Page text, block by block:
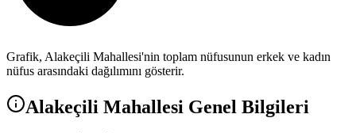
Grafik, Alakeçili Mahallesi'nin toplam nüfusunun erkek ve kadın
nüfus arasındaki dağılımını gösterir.
Alakeçili Mahallesi Genel Bilgileri